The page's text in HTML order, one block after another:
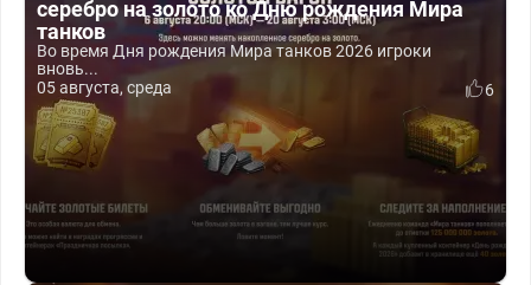
серебро на золото ко Дню рождения Мира
танков
Во время Дня рождения Мира танков 2026 игроки
вновь...
05 августа, среда
6